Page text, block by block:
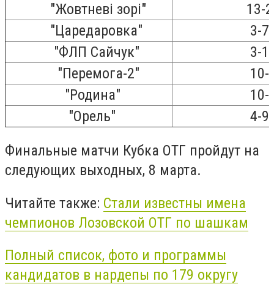
"Жовтневі зорі"
13-
"Царедаровка"
3-7=-
"ФЛП Сайчук"
3-
"Перемога-2"
10-
"Родина"
10-
"Орель"
4-9=-
Финальные матчи Кубка ОТГ пройдут на
следующих выходных, 8 марта.
Читайте также: Стали известны имена
чемпионов Лозовской ОТГ по шашкам
Полный список, фото и программы
кандидатов в нардепы по 179 округу